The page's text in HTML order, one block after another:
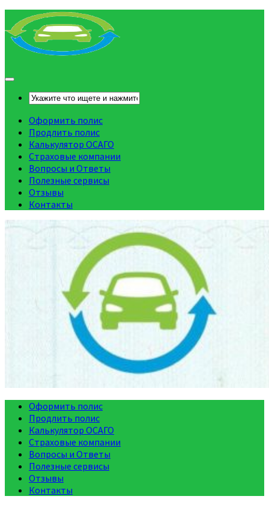
Оформить полис
Продлить полис
Калькулятор ОСАГО
Страховые компании
Вопросы и Ответы
Полезные сервисы
Отзывы
Контакты
Оформить полис
Продлить полис
Калькулятор ОСАГО
Страховые компании
Вопросы и Ответы
Полезные сервисы
Отзывы
Контакты